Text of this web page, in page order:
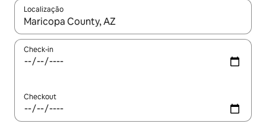
Localização
Quando os resultados estiverem disponíveis, explore-os
Check-in
Checkout